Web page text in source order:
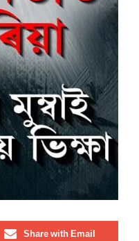
Share with Email